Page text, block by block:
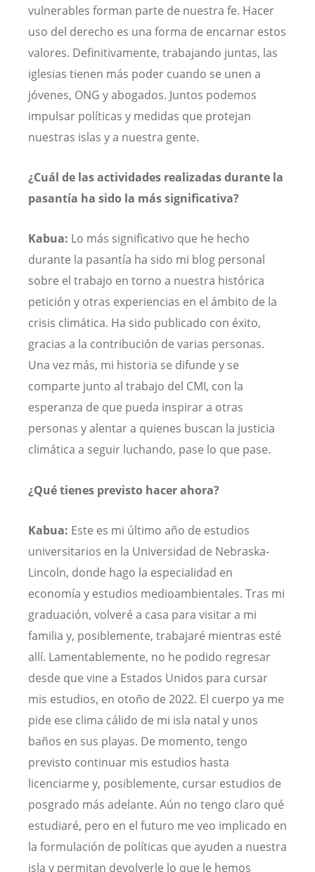
vulnerables forman parte de nuestra fe. Hacer
uso del derecho es una forma de encarnar estos
valores. Definitivamente, trabajando juntas, las
iglesias tienen más poder cuando se unen a
jóvenes, ONG y abogados. Juntos podemos
impulsar políticas y medidas que protejan
nuestras islas y a nuestra gente.
¿Cuál de las actividades realizadas durante la
pasantía ha sido la más significativa?
Kabua: Lo más significativo que he hecho
durante la pasantía ha sido mi blog personal
sobre el trabajo en torno a nuestra histórica
petición y otras experiencias en el ámbito de la
crisis climática. Ha sido publicado con éxito,
gracias a la contribución de varias personas.
Una vez más, mi historia se difunde y se
comparte junto al trabajo del CMI, con la
esperanza de que pueda inspirar a otras
personas y alentar a quienes buscan la justicia
climática a seguir luchando, pase lo que pase.
¿Qué tienes previsto hacer ahora?
Kabua: Este es mi último año de estudios
universitarios en la Universidad de Nebraska-
Lincoln, donde hago la especialidad en
economía y estudios medioambientales. Tras mi
graduación, volveré a casa para visitar a mi
familia y, posiblemente, trabajaré mientras esté
allí. Lamentablemente, no he podido regresar
desde que vine a Estados Unidos para cursar
mis estudios, en otoño de 2022. El cuerpo ya me
pide ese clima cálido de mi isla natal y unos
baños en sus playas. De momento, tengo
previsto continuar mis estudios hasta
licenciarme y, posiblemente, cursar estudios de
posgrado más adelante. Aún no tengo claro qué
estudiaré, pero en el futuro me veo implicado en
la formulación de políticas que ayuden a nuestra
isla y permitan devolverle lo que le hemos